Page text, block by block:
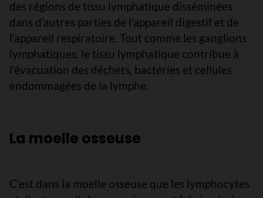
des régions de tissu lymphatique disséminées
dans d’autres parties de l’appareil digestif et de
l’appareil respiratoire. Tout comme les ganglions
lymphatiques, le tissu lymphatique contribue à
l’évacuation des déchets, bactéries et cellules
endommagées de la lymphe.
La moelle osseuse
C’est dans la moelle osseuse que les lymphocytes